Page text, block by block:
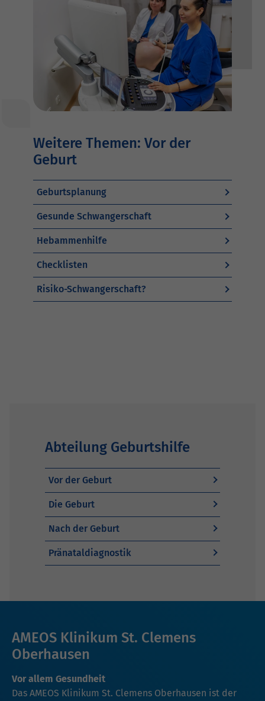
Weitere Themen: Vor der
Geburt
Geburtsplanung
Gesunde Schwangerschaft
Hebammenhilfe
Checklisten
Risiko-Schwangerschaft?
Abteilung Geburtshilfe
Vor der Geburt
Die Geburt
Nach der Geburt
Pränataldiagnostik
AMEOS Klinikum St. Clemens
Oberhausen
Vor allem Gesundheit
Das AMEOS Klinikum St. Clemens Oberhausen ist der